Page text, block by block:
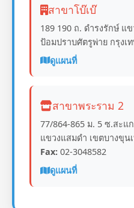
สาขาโบ๊เบ๊
189 190 ถ. ดำรงรักษ์ แ
ป้อมปราบศัตรูพ่าย กรุงเ
ดูแผนที่
สาขาพระราม 2
77/864-865 ม. 5 ซ.สะแ
แขวงแสมดำ เขตบางขุน
Fax: 02-3048582
ดูแผนที่